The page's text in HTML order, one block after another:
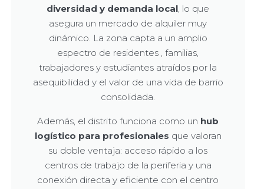
diversidad y demanda local , lo que
asegura un mercado de alquiler muy
dinámico. La zona capta a un amplio
espectro de residentes , familias,
trabajadores y estudiantes atraídos por la
asequibilidad y el valor de una vida de barrio
consolidada.
Además, el distrito funciona como un hub
logístico para profesionales que valoran
su doble ventaja: acceso rápido a los
centros de trabajo de la periferia y una
conexión directa y eficiente con el centro